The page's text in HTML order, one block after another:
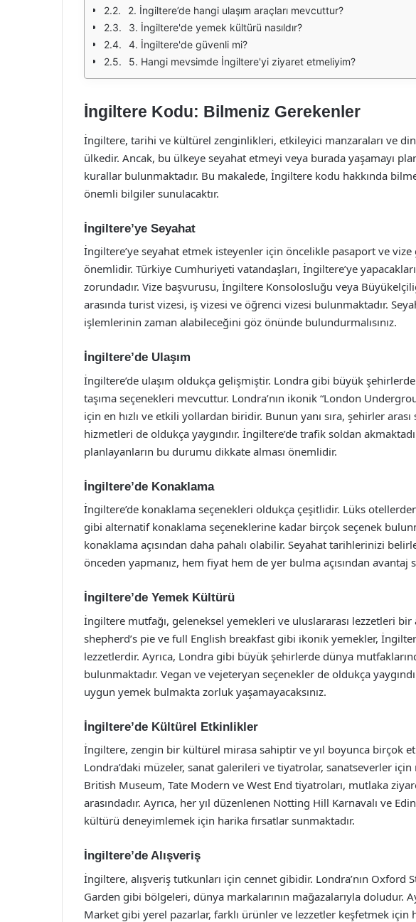
2. İngiltere’de hangi ulaşım araçları mevcuttur?
3. İngiltere'de yemek kültürü nasıldır?
4. İngiltere'de güvenli mi?
5. Hangi mevsimde İngiltere'yi ziyaret etmeliyim?
İngiltere Kodu: Bilmeniz Gerekenler
İngiltere, tarihi ve kültürel zenginlikleri, etkileyici manzaraları ve
ülkedir. Ancak, bu ülkeye seyahat etmeyi veya burada yaşamayı
kurallar bulunmaktadır. Bu makalede, İngiltere kodu hakkında
önemli bilgiler sunulacaktır.
İngiltere’ye Seyahat
İngiltere’ye seyahat etmek isteyenler için öncelikle pasaport ve
önemlidir. Türkiye Cumhuriyeti vatandaşları, İngiltere’ye
zorundadır. Vize başvurusu, İngiltere Konsolosluğu veya
arasında turist vizesi, iş vizesi ve öğrenci vizesi bulunmaktadır.
işlemlerinin zaman alabileceğini göz önünde bulundurmalısınız.
İngiltere’de Ulaşım
İngiltere’de ulaşım oldukça gelişmiştir. Londra gibi büyük
taşıma seçenekleri mevcuttur. Londra’nın ikonik “London
için en hızlı ve etkili yollardan biridir. Bunun yanı sıra, şehirler
hizmetleri de oldukça yaygındır. İngiltere’de trafik soldan
planlayanların bu durumu dikkate alması önemlidir.
İngiltere’de Konaklama
İngiltere’de konaklama seçenekleri oldukça çeşitlidir. Lüks
gibi alternatif konaklama seçeneklerine kadar birçok seçenek
konaklama açısından daha pahalı olabilir. Seyahat tarihlerinizi
önceden yapmanız, hem fiyat hem de yer bulma açısından avantaj
İngiltere’de Yemek Kültürü
İngiltere mutfağı, geleneksel yemekleri ve uluslararası lezzetleri bir
shepherd’s pie ve full English breakfast gibi ikonik yemekler,
lezzetlerdir. Ayrıca, Londra gibi büyük şehirlerde dünya
bulunmaktadır. Vegan ve vejeteryan seçenekler de oldukça
uygun yemek bulmakta zorluk yaşamayacaksınız.
İngiltere’de Kültürel Etkinlikler
İngiltere, zengin bir kültürel mirasa sahiptir ve yıl boyunca birçok
Londra’daki müzeler, sanat galerileri ve tiyatrolar, sanatseverler
British Museum, Tate Modern ve West End tiyatroları, mutlaka
arasındadır. Ayrıca, her yıl düzenlenen Notting Hill Karnavalı ve
kültürü deneyimlemek için harika fırsatlar sunmaktadır.
İngiltere’de Alışveriş
İngiltere, alışveriş tutkunları için cennet gibidir. Londra’nın Oxford
Garden gibi bölgeleri, dünya markalarının mağazalarıyla doludur.
Market gibi yerel pazarlar, farklı ürünler ve lezzetler keşfetmek için